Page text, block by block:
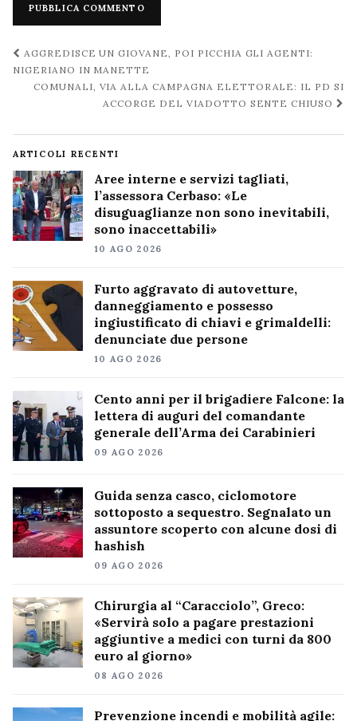
Navigazione
post
AGGREDISCE UN GIOVANE, POI PICCHIA GLI AGENTI:
NIGERIANO IN MANETTE
COMUNALI, VIA ALLA CAMPAGNA ELETTORALE: IL PD SI
ACCORGE DEL VIADOTTO SENTE CHIUSO
ARTICOLI RECENTI
Aree interne e servizi tagliati,
l’assessora Cerbaso: «Le
disuguaglianze non sono inevitabili,
sono inaccettabili»
10 AGO 2026
Furto aggravato di autovetture,
danneggiamento e possesso
ingiustificato di chiavi e grimaldelli:
denunciate due persone
10 AGO 2026
Cento anni per il brigadiere Falcone: la
lettera di auguri del comandante
generale dell’Arma dei Carabinieri
09 AGO 2026
Guida senza casco, ciclomotore
sottoposto a sequestro. Segnalato un
assuntore scoperto con alcune dosi di
hashish
09 AGO 2026
Chirurgia al “Caracciolo”, Greco:
«Servirà solo a pagare prestazioni
aggiuntive a medici con turni da 800
euro al giorno»
08 AGO 2026
Prevenzione incendi e mobilità agile: